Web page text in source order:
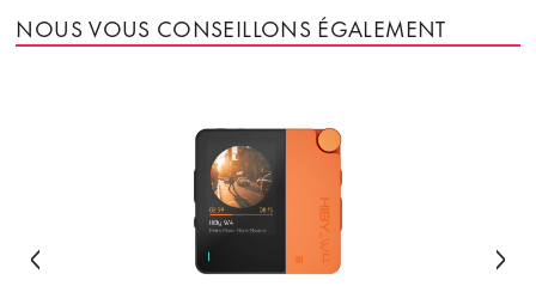
NOUS VOUS CONSEILLONS ÉGALEMENT